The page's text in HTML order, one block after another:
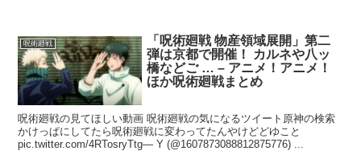
呪術廻戦
「呪術廻戦 物産領域展開」第二
弾は京都で開催！ カルネや八ッ
橋などご … – アニメ！アニメ！
ほか呪術廻戦まとめ
呪術廻戦の見てほしい動画 呪術廻戦の気になるツイート原神の検索
かけっぱにしてたら呪術廻戦に変わってたんやけどどゆこと
pic.twitter.com/4RTosryTtg— Y (@1607873088812875776) ...